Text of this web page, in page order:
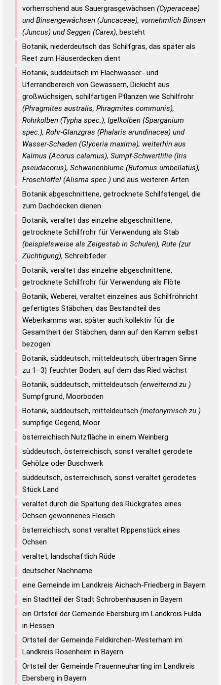
vorherrschend aus Sauergrasgewächsen (Cyperaceae)
und Binsengewächsen (Juncaceae), vornehmlich Binsen
(Juncus) und Seggen (Carex), besteht
Botanik, niederdeutsch das Schilfgras, das später als
Reet zum Häuserdecken dient
Botanik, süddeutsch im Flachwasser- und
Uferrandbereich von Gewässern, Dickicht aus
großwüchsigen, schilfartigen Pflanzen wie Schilfrohr
(Phragmites australis, Phragmites communis),
Rohrkolben (Typha spec.), Igelkolben (Sparganium
spec.), Rohr-Glanzgras (Phalaris arundinacea) und
Wasser-Schaden (Glyceria maxima); weiterhin aus
Kalmus (Acorus calamus), Sumpf-Schwertlilie (Iris
pseudacorus), Schwanenblume (Butomus umbellatus),
Froschlöffel (Alisma spec.) und aus weiteren Arten
Botanik abgeschnittene, getrocknete Schilfstengel, die
zum Dachdecken dienen
Botanik, veraltet das einzelne abgeschnittene,
getrocknete Schilfrohr für Verwendung als Stab
(beispielsweise als Zeigestab in Schulen), Rute (zur
Züchtigung), Schreibfeder
Botanik, veraltet das einzelne abgeschnittene,
getrocknete Schilfrohr für Verwendung als Flöte
Botanik, Weberei, veraltet einzelnes aus Schilfröhricht
gefertigtes Stäbchen, das Bestandteil des
Weberkamms war; später auch kollektiv für die
Gesamtheit der Stäbchen, dann auf den Kamm selbst
bezogen
Botanik, süddeutsch, mitteldeutsch, übertragen Sinne
zu 1–3) feuchter Boden, auf dem das Ried wächst
Botanik, süddeutsch, mitteldeutsch (erweiternd zu )
Sumpfgrund, Moorboden
Botanik, süddeutsch, mitteldeutsch (metonymisch zu )
sumpfige Gegend, Moor
österreichisch Nutzfläche in einem Weinberg
süddeutsch, österreichisch, sonst veraltet gerodete
Gehölze oder Buschwerk
süddeutsch, österreichisch, sonst veraltet gerodetes
Stück Land
veraltet durch die Spaltung des Rückgrates eines
Ochsen gewonnenes Fleisch
österreichisch, sonst veraltet Rippenstück eines
Ochsen
veraltet, landschaftlich Rüde
deutscher Nachname
eine Gemeinde im Landkreis Aichach-Friedberg in Bayern
ein Stadtteil der Stadt Schrobenhausen in Bayern
ein Ortsteil der Gemeinde Ebersburg im Landkreis Fulda
in Hessen
Ortsteil der Gemeinde Feldkirchen-Westerham im
Landkreis Rosenheim in Bayern
Ortsteil der Gemeinde Frauenneuharting im Landkreis
Ebersberg in Bayern